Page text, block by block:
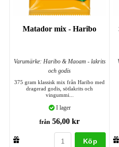
Matador mix - Haribo
Varumärke: Haribo & Maoam - lakrits
och godis
375 gram klassisk mix från Haribo med
dragerad godis, sötlakrits och
vingummi...
I lager
från 56,00 kr
Köp